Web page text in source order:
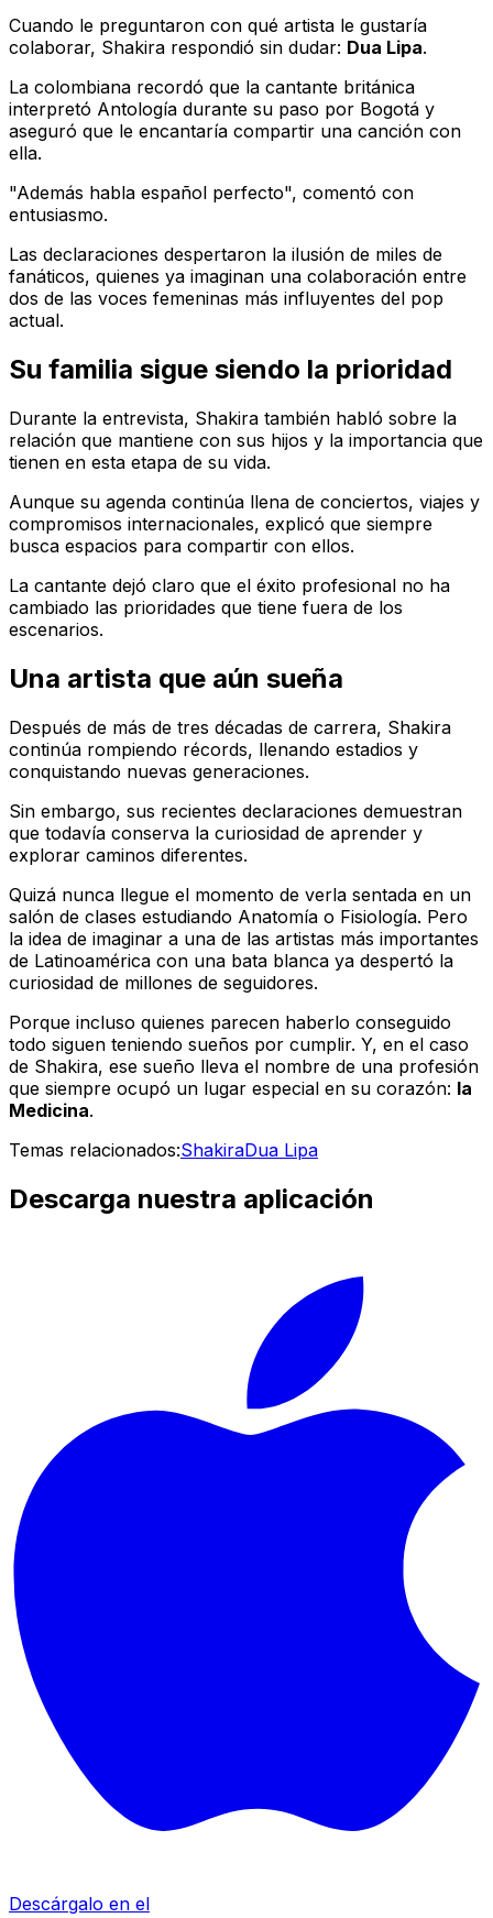
Cuando le preguntaron con qué artista le gustaría
colaborar, Shakira respondió sin dudar: Dua Lipa.
La colombiana recordó que la cantante británica
interpretó Antología durante su paso por Bogotá y
aseguró que le encantaría compartir una canción con
ella.
"Además habla español perfecto", comentó con
entusiasmo.
Las declaraciones despertaron la ilusión de miles de
fanáticos, quienes ya imaginan una colaboración entre
dos de las voces femeninas más influyentes del pop
actual.
Su familia sigue siendo la prioridad
Durante la entrevista, Shakira también habló sobre la
relación que mantiene con sus hijos y la importancia que
tienen en esta etapa de su vida.
Aunque su agenda continúa llena de conciertos, viajes y
compromisos internacionales, explicó que siempre
busca espacios para compartir con ellos.
La cantante dejó claro que el éxito profesional no ha
cambiado las prioridades que tiene fuera de los
escenarios.
Una artista que aún sueña
Después de más de tres décadas de carrera, Shakira
continúa rompiendo récords, llenando estadios y
conquistando nuevas generaciones.
Sin embargo, sus recientes declaraciones demuestran
que todavía conserva la curiosidad de aprender y
explorar caminos diferentes.
Quizá nunca llegue el momento de verla sentada en un
salón de clases estudiando Anatomía o Fisiología. Pero
la idea de imaginar a una de las artistas más importantes
de Latinoamérica con una bata blanca ya despertó la
curiosidad de millones de seguidores.
Porque incluso quienes parecen haberlo conseguido
todo siguen teniendo sueños por cumplir. Y, en el caso
de Shakira, ese sueño lleva el nombre de una profesión
que siempre ocupó un lugar especial en su corazón: la
Medicina.
Temas relacionados:ShakiraDua Lipa
Descarga nuestra aplicación
Descárgalo en el